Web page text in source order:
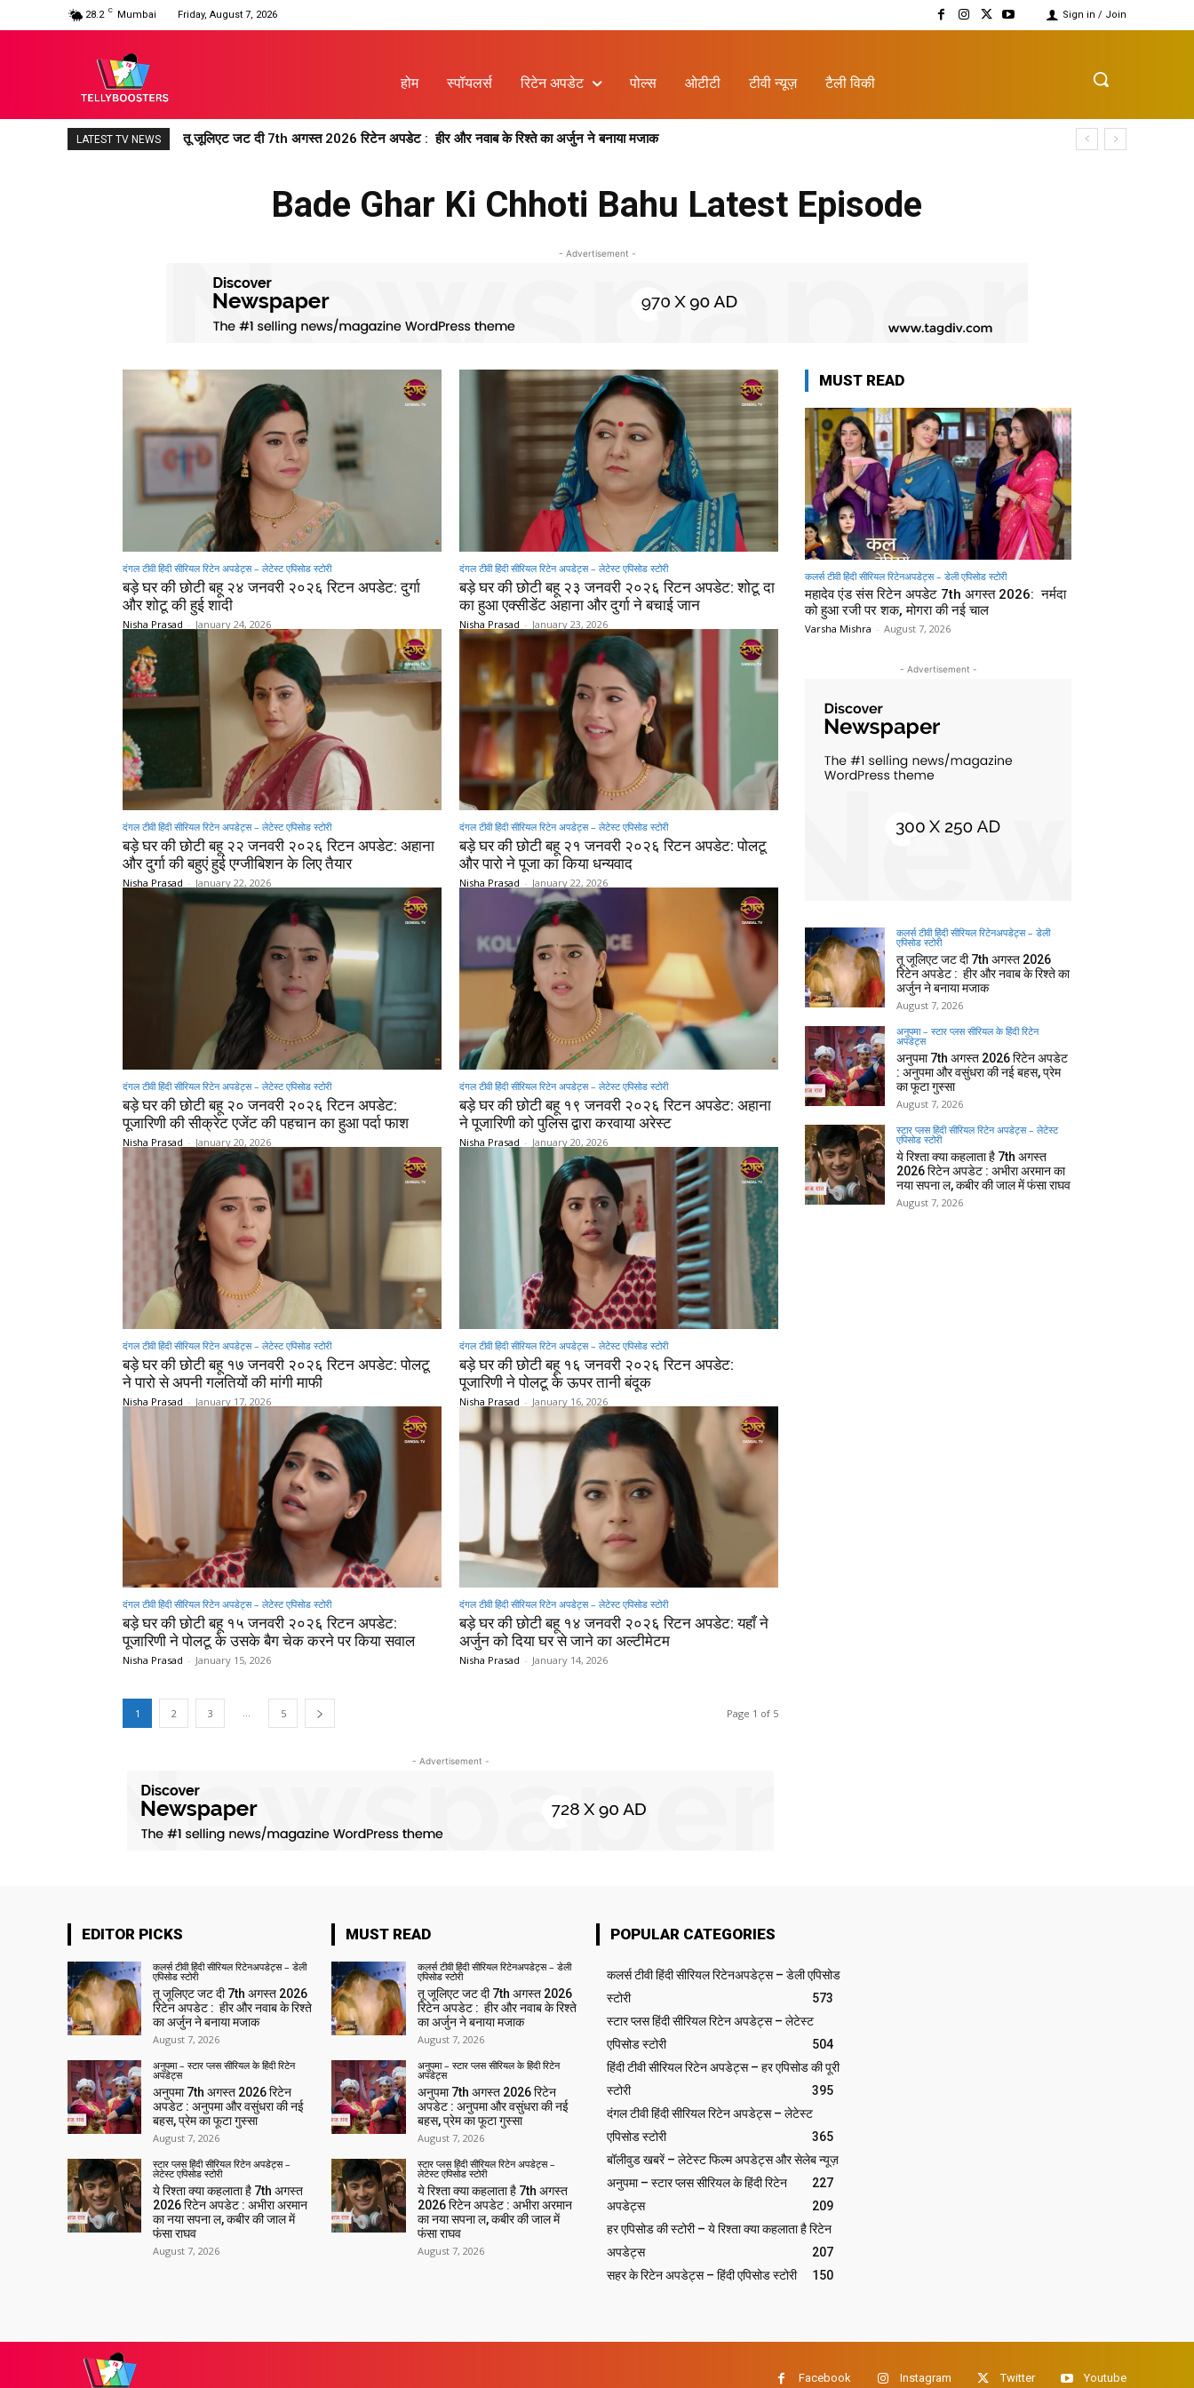
28.2 C Mumbai Friday, August 7, 2026 Sign in / Join
होम स्पॉयलर्स रिटेन अपडेट पोल्स ओटीटी टीवी न्यूज़ टैली विकी
LATEST TV NEWS तू जूलिएट जट दी 7th अगस्त 2026 रिटेन अपडेट : हीर और नवाब के रिश्ते का अर्जुन ने बनाया मजाक
Bade Ghar Ki Chhoti Bahu Latest Episode
- Advertisement -
दंगल टीवी हिंदी सीरियल रिटेन अपडेट्स – लेटेस्ट एपिसोड स्टोरी
बड़े घर की छोटी बहू २४ जनवरी २०२६ रिटन अपडेट: दुर्गा
और शोटू की हुई शादी
Nisha Prasad - January 24, 2026
दंगल टीवी हिंदी सीरियल रिटेन अपडेट्स – लेटेस्ट एपिसोड स्टोरी
बड़े घर की छोटी बहू २३ जनवरी २०२६ रिटन अपडेट: शोटू दा
का हुआ एक्सीडेंट अहाना और दुर्गा ने बचाई जान
Nisha Prasad - January 23, 2026
दंगल टीवी हिंदी सीरियल रिटेन अपडेट्स – लेटेस्ट एपिसोड स्टोरी
बड़े घर की छोटी बहू २२ जनवरी २०२६ रिटन अपडेट: अहाना
और दुर्गा की बहुएं हुई एग्जीबिशन के लिए तैयार
Nisha Prasad - January 22, 2026
दंगल टीवी हिंदी सीरियल रिटेन अपडेट्स – लेटेस्ट एपिसोड स्टोरी
बड़े घर की छोटी बहू २१ जनवरी २०२६ रिटन अपडेट: पोलटू
और पारो ने पूजा का किया धन्यवाद
Nisha Prasad - January 22, 2026
दंगल टीवी हिंदी सीरियल रिटेन अपडेट्स – लेटेस्ट एपिसोड स्टोरी
बड़े घर की छोटी बहू २० जनवरी २०२६ रिटन अपडेट:
पूजारिणी की सीक्रेट एजेंट की पहचान का हुआ पर्दा फाश
Nisha Prasad - January 20, 2026
दंगल टीवी हिंदी सीरियल रिटेन अपडेट्स – लेटेस्ट एपिसोड स्टोरी
बड़े घर की छोटी बहू १९ जनवरी २०२६ रिटन अपडेट: अहाना
ने पूजारिणी को पुलिस द्वारा करवाया अरेस्ट
Nisha Prasad - January 20, 2026
दंगल टीवी हिंदी सीरियल रिटेन अपडेट्स – लेटेस्ट एपिसोड स्टोरी
बड़े घर की छोटी बहू १७ जनवरी २०२६ रिटन अपडेट: पोलटू
ने पारो से अपनी गलतियों की मांगी माफी
Nisha Prasad - January 17, 2026
दंगल टीवी हिंदी सीरियल रिटेन अपडेट्स – लेटेस्ट एपिसोड स्टोरी
बड़े घर की छोटी बहू १६ जनवरी २०२६ रिटन अपडेट:
पूजारिणी ने पोलटू के ऊपर तानी बंदूक
Nisha Prasad - January 16, 2026
दंगल टीवी हिंदी सीरियल रिटेन अपडेट्स – लेटेस्ट एपिसोड स्टोरी
बड़े घर की छोटी बहू १५ जनवरी २०२६ रिटन अपडेट:
पूजारिणी ने पोलटू के उसके बैग चेक करने पर किया सवाल
Nisha Prasad - January 15, 2026
दंगल टीवी हिंदी सीरियल रिटेन अपडेट्स – लेटेस्ट एपिसोड स्टोरी
बड़े घर की छोटी बहू १४ जनवरी २०२६ रिटन अपडेट: यहाँ ने
अर्जुन को दिया घर से जाने का अल्टीमेटम
Nisha Prasad - January 14, 2026
1 2 3 ... 5 Page 1 of 5
- Advertisement -
MUST READ
कलर्स टीवी हिंदी सीरियल रिटेनअपडेट्स – डेली एपिसोड स्टोरी
महादेव एंड संस रिटेन अपडेट 7th अगस्त 2026: नर्मदा
को हुआ रजी पर शक, मोगरा की नई चाल
Varsha Mishra - August 7, 2026
- Advertisement -
कलर्स टीवी हिंदी सीरियल रिटेनअपडेट्स – डेली
एपिसोड स्टोरी
तू जूलिएट जट दी 7th अगस्त 2026
रिटेन अपडेट : हीर और नवाब के रिश्ते का
अर्जुन ने बनाया मजाक
August 7, 2026
अनुपमा – स्टार प्लस सीरियल के हिंदी रिटेन
अपडेट्स
अनुपमा 7th अगस्त 2026 रिटेन अपडेट
: अनुपमा और वसुंधरा की नई बहस, प्रेम
का फूटा गुस्सा
August 7, 2026
स्टार प्लस हिंदी सीरियल रिटेन अपडेट्स – लेटेस्ट
एपिसोड स्टोरी
ये रिश्ता क्या कहलाता है 7th अगस्त
2026 रिटेन अपडेट : अभीरा अरमान का
नया सपना ल, कबीर की जाल में फंसा राघव
August 7, 2026
EDITOR PICKS
कलर्स टीवी हिंदी सीरियल रिटेनअपडेट्स – डेली
एपिसोड स्टोरी
तू जूलिएट जट दी 7th अगस्त 2026
रिटेन अपडेट : हीर और नवाब के रिश्ते
का अर्जुन ने बनाया मजाक
August 7, 2026
अनुपमा – स्टार प्लस सीरियल के हिंदी रिटेन
अपडेट्स
अनुपमा 7th अगस्त 2026 रिटेन
अपडेट : अनुपमा और वसुंधरा की नई
बहस, प्रेम का फूटा गुस्सा
August 7, 2026
स्टार प्लस हिंदी सीरियल रिटेन अपडेट्स –
लेटेस्ट एपिसोड स्टोरी
ये रिश्ता क्या कहलाता है 7th अगस्त
2026 रिटेन अपडेट : अभीरा अरमान
का नया सपना ल, कबीर की जाल में
फंसा राघव
August 7, 2026
MUST READ
कलर्स टीवी हिंदी सीरियल रिटेनअपडेट्स – डेली
एपिसोड स्टोरी
तू जूलिएट जट दी 7th अगस्त 2026
रिटेन अपडेट : हीर और नवाब के रिश्ते
का अर्जुन ने बनाया मजाक
August 7, 2026
अनुपमा – स्टार प्लस सीरियल के हिंदी रिटेन
अपडेट्स
अनुपमा 7th अगस्त 2026 रिटेन
अपडेट : अनुपमा और वसुंधरा की नई
बहस, प्रेम का फूटा गुस्सा
August 7, 2026
स्टार प्लस हिंदी सीरियल रिटेन अपडेट्स –
लेटेस्ट एपिसोड स्टोरी
ये रिश्ता क्या कहलाता है 7th अगस्त
2026 रिटेन अपडेट : अभीरा अरमान
का नया सपना ल, कबीर की जाल में
फंसा राघव
August 7, 2026
POPULAR CATEGORIES
कलर्स टीवी हिंदी सीरियल रिटेनअपडेट्स – डेली एपिसोड
स्टोरी
573
स्टार प्लस हिंदी सीरियल रिटेन अपडेट्स – लेटेस्ट
एपिसोड स्टोरी
504
हिंदी टीवी सीरियल रिटेन अपडेट्स – हर एपिसोड की पूरी
स्टोरी
395
दंगल टीवी हिंदी सीरियल रिटेन अपडेट्स – लेटेस्ट
एपिसोड स्टोरी
365
बॉलीवुड खबरें – लेटेस्ट फिल्म अपडेट्स और सेलेब न्यूज़
227
अनुपमा – स्टार प्लस सीरियल के हिंदी रिटेन
अपडेट्स
209
हर एपिसोड की स्टोरी – ये रिश्ता क्या कहलाता है रिटेन
अपडेट्स
207
सहर के रिटेन अपडेट्स – हिंदी एपिसोड स्टोरी
150
Facebook Instagram Twitter Youtube